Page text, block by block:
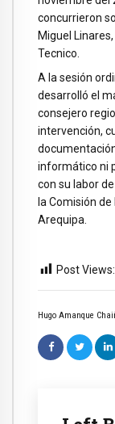
Hugo Amanque
concurrieron
Miguel
Tecnico.
A la sesión
desarrolló el
consejero
intervención,
informático ni
con su labor
la Comisión
Arequipa.
Post Views: